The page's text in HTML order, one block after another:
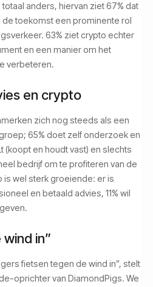
anders, hiervan ziet 67% dat
toekomst een prominente rol
63% ziet crypto echter
en een manier om het
verbeteren.
en crypto
zich nog steeds als een
65% doet zelf onderzoek en
(koopt en houdt vast) en slechts
bedrijf om te profiteren van de
is wel sterk groeiende: er is
en betaald advies, 11% wil
in”
fietsen tegen de wind in”, stelt
oprichter van DiamondPigs. We